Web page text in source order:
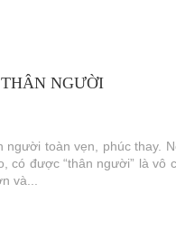
NGƯỜI
toàn vẹn, phúc thay.
có được “thân người” là
và...